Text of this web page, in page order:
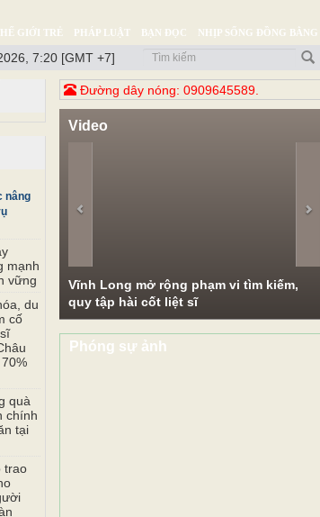
GIỚI TRẺ PHÁP LUẬT BẠN ĐỌC NHỊP SỐNG ĐỒNG BẰNG
7:20 [GMT +7]
nâng
mạnh
vững
du
cố
quà
chính
tại
trao
Đường dây nóng: 0909645589.
Video
Vĩnh Long mở rộng phạm vi tìm kiếm,
quy tập hài cốt liệt sĩ
Phóng sự ảnh